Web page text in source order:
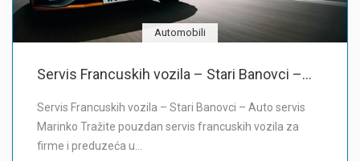
Automobili
Servis Francuskih vozila – Stari Banovci –...
Servis Francuskih vozila – Stari Banovci – Auto servis
Marinko Tražite pouzdan servis francuskih vozila za
firme i preduzeća u…